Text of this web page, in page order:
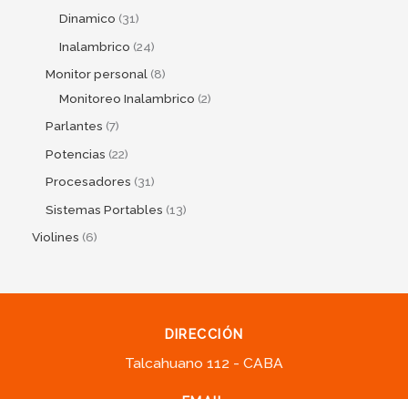
Dinamico 31
Inalambrico 24
Monitor personal 8
Monitoreo Inalambrico 2
Parlantes 7
Potencias 22
Procesadores 31
Sistemas Portables 13
Violines 6
DIRECCIÓN
Talcahuano 112 - CABA